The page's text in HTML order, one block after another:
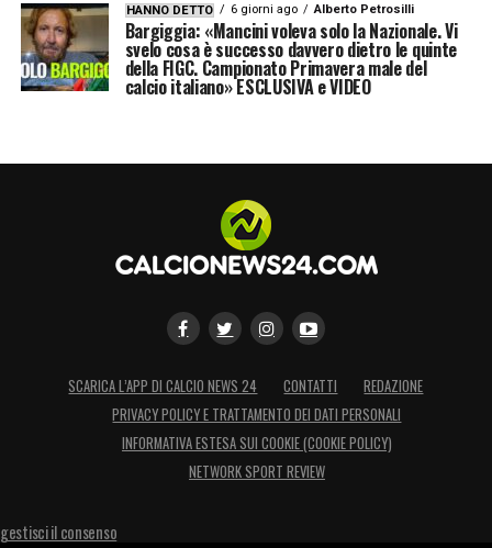
HANNO DETTO 6 giorni ago Alberto Petrosilli
Bargiggia: «Mancini voleva solo la Nazionale. Vi
svelo cosa è successo davvero dietro le quinte
della FIGC. Campionato Primavera male del
calcio italiano» ESCLUSIVA e VIDEO
SCARICA L’APP DI CALCIO NEWS 24 CONTATTI
REDAZIONE
PRIVACY POLICY E TRATTAMENTO DEI DATI PERSONALI
INFORMATIVA ESTESA SUI COOKIE (COOKIE POLICY)
NETWORK SPORT REVIEW
gestisci il consenso